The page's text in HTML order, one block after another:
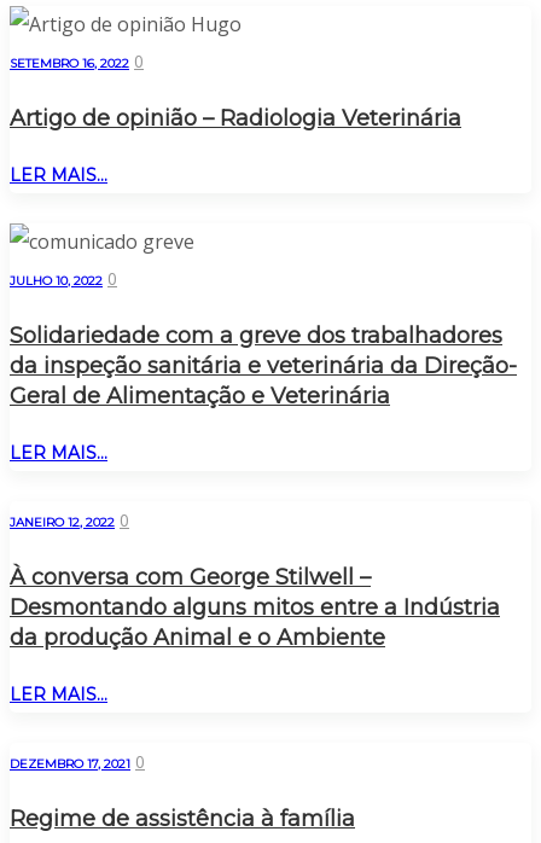
SETEMBRO 16, 2022 0
Artigo de opinião – Radiologia Veterinária
LER MAIS...
JULHO 10, 2022 0
Solidariedade com a greve dos trabalhadores
da inspeção sanitária e veterinária da Direção-
Geral de Alimentação e Veterinária
LER MAIS...
JANEIRO 12, 2022 0
À conversa com George Stilwell –
Desmontando alguns mitos entre a Indústria
da produção Animal e o Ambiente
LER MAIS...
DEZEMBRO 17, 2021 0
Regime de assistência à família